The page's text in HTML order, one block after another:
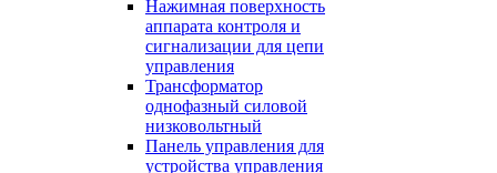
Нажимная поверхность
аппарата контроля и
сигнализации для цепи
управления
Трансформатор
однофазный силовой
низковольтный
Панель управления для
устройства управления